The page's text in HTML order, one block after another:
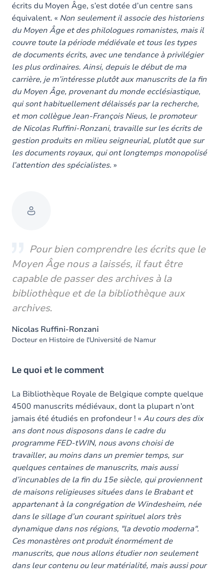
écrits du Moyen Âge, s’est dotée d’un centre sans
équivalent. « Non seulement il associe des historiens
du Moyen Âge et des philologues romanistes, mais il
couvre toute la période médiévale et tous les types
de documents écrits, avec une tendance à privilégier
les plus ordinaires. Ainsi, depuis le début de ma
carrière, je m’intéresse plutôt aux manuscrits de la fin
du Moyen Âge, provenant du monde ecclésiastique,
qui sont habituellement délaissés par la recherche,
et mon collègue Jean-François Nieus, le promoteur
de Nicolas Ruffini-Ronzani, travaille sur les écrits de
gestion produits en milieu seigneurial, plutôt que sur
les documents royaux, qui ont longtemps monopolisé
l’attention des spécialistes. »
Pour bien comprendre les écrits que le
Moyen Âge nous a laissés, il faut être
capable de passer des archives à la
bibliothèque et de la bibliothèque aux
archives.
Nicolas Ruffini-Ronzani
Docteur en Histoire de l'Université de Namur
Le quoi et le comment
La Bibliothèque Royale de Belgique compte quelque
4500 manuscrits médiévaux, dont la plupart n’ont
jamais été étudiés en profondeur ! «Au cours des dix
ans dont nous disposons dans le cadre du
programme FED-tWIN, nous avons choisi de
travailler, au moins dans un premier temps, sur
quelques centaines de manuscrits, mais aussi
d’incunables de la fin du 15e siècle, qui proviennent
de maisons religieuses situées dans le Brabant et
appartenant à la congrégation de Windesheim, née
dans le sillage d’un courant spirituel alors très
dynamique dans nos régions, "la devotio moderna".
Ces monastères ont produit énormément de
manuscrits, que nous allons étudier non seulement
dans leur contenu ou leur matérialité, mais aussi pour